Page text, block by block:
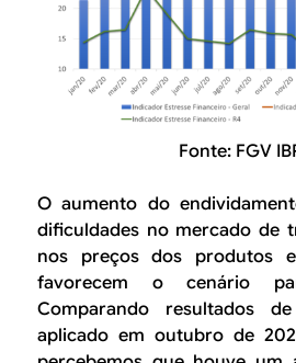
Fonte: FGV
O aumento do
dificuldades no mercado de
nos preços dos produtos
favorecem o cenário
Comparando resultados
aplicado em outubro de